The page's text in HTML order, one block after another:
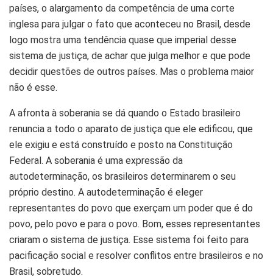
países, o alargamento da competência de uma corte
inglesa para julgar o fato que aconteceu no Brasil, desde
logo mostra uma tendência quase que imperial desse
sistema de justiça, de achar que julga melhor e que pode
decidir questões de outros países. Mas o problema maior
não é esse.
A afronta à soberania se dá quando o Estado brasileiro
renuncia a todo o aparato de justiça que ele edificou, que
ele exigiu e está construído e posto na Constituição
Federal. A soberania é uma expressão da
autodeterminação, os brasileiros determinarem o seu
próprio destino. A autodeterminação é eleger
representantes do povo que exerçam um poder que é do
povo, pelo povo e para o povo. Bom, esses representantes
criaram o sistema de justiça. Esse sistema foi feito para
pacificação social e resolver conflitos entre brasileiros e no
Brasil, sobretudo.